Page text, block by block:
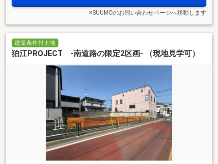
※SUUMOのお問い合わせページへ移動します
建築条件付土地
狛江PROJECT -南道路の限定2区画- （現地見学可）